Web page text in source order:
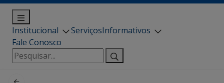
Institucional ServiçosInformativos
Fale Conosco
Pesquisar
por: